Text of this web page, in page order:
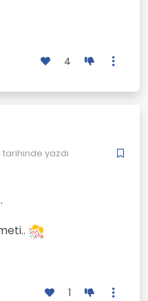
4
özü yiyorsun.
kendini.
tarihinde yazdı
1